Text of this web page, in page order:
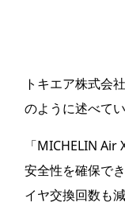
トキエア株式会
のように述べてい
「MICHELIN Air
安全性を確保で
イヤ交換回数も